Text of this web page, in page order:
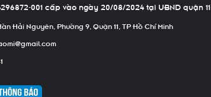
001 cấp vào ngày 20/08/2024 tại UBND quận 11
Hải Nguyên, Phường 9, Quận 11, TP Hồ Chí Minh